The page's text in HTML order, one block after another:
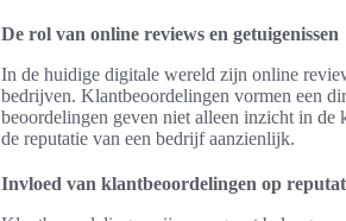
De rol van online reviews en getuigenissen
In de huidige digitale wereld zijn online
bedrijven. Klantbeoordelingen vormen een
beoordelingen geven niet alleen inzicht in
de reputatie van een bedrijf aanzienlijk.
Invloed van klantbeoordelingen op